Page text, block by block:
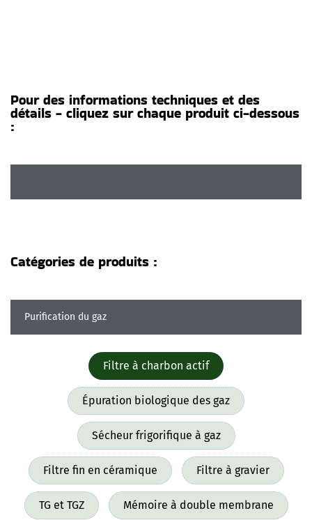
Pour des informations techniques et des
détails - cliquez sur chaque produit ci-dessous
:
Catégories de produits :
Purification du gaz
Filtre à charbon actif
Épuration biologique des gaz
Sécheur frigorifique à gaz
Filtre fin en céramique Filtre à gravier
TG et TGZ Mémoire à double membrane